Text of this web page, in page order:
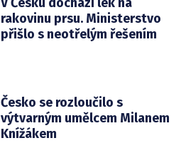
rakovinu prsu. Ministerstvo
přišlo s neotřelým řešením
Česko se rozloučilo s
výtvarným umělcem Milanem
Knížákem